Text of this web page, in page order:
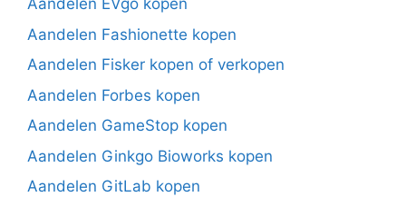
Aandelen EVgo kopen
Aandelen Fashionette kopen
Aandelen Fisker kopen of verkopen
Aandelen Forbes kopen
Aandelen GameStop kopen
Aandelen Ginkgo Bioworks kopen
Aandelen GitLab kopen